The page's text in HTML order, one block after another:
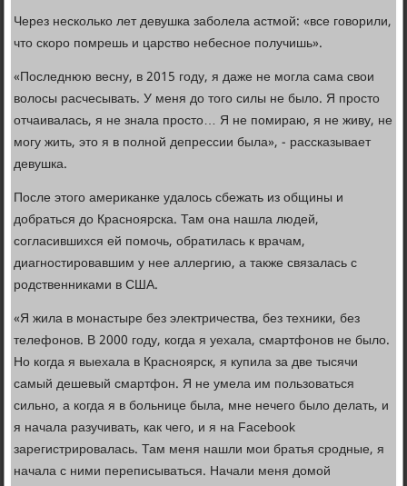
Через несколько лет девушка заболела астмой: «все говорили,
что скоро помрешь и царство небесное получишь».
«Последнюю весну, в 2015 году, я даже не могла сама свои
волосы расчесывать. У меня до того силы не было. Я просто
отчаивалась, я не знала просто… Я не помираю, я не живу, не
могу жить, это я в полной депрессии была», - рассказывает
девушка.
После этого американке удалось сбежать из общины и
добраться до Красноярска. Там она нашла людей,
согласившихся ей помочь, обратилась к врачам,
диагностировавшим у нее аллергию, а также связалась с
родственниками в США.
«Я жила в монастыре без электричества, без техники, без
телефонов. В 2000 году, когда я уехала, смартфонов не было.
Но когда я выехала в Красноярск, я купила за две тысячи
самый дешевый смартфон. Я не умела им пользоваться
сильно, а когда я в больнице была, мне нечего было делать, и
я начала разучивать, как чего, и я на Facebook
зарегистрировалась. Там меня нашли мои братья сродные, я
начала с ними переписываться. Начали меня домой